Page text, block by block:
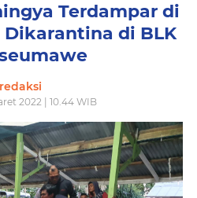
Terdampar di
Dikarantina di BLK
redaksi
2022 | 10.44 WIB